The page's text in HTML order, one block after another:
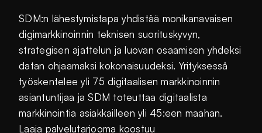
SDM:n lähestymistapa yhdistää monikanavaisen
digimarkkinoinnin teknisen suorituskyvyn,
strategisen ajattelun ja luovan osaamisen yhdeksi
datan ohjaamaksi kokonaisuudeksi. Yrityksessä
työskentelee yli 75 digitaalisen markkinoinnin
asiantuntijaa ja SDM toteuttaa digitaalista
markkinointia asiakkailleen yli 45:een maahan.
Laaja palvelutarjooma koostuu